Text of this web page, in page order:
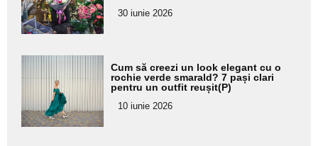
subtitlu
30 iunie 2026
Adaugă
aici textul
pentru
subtitlu
Cum să creezi un look elegant cu o
rochie verde smarald? 7 pași clari
pentru un outfit reușit(P)
10 iunie 2026